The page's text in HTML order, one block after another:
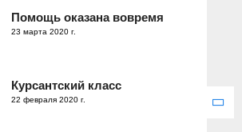
Помощь оказана вовремя
23 марта 2020 г.
Курсантский класс
22 февраля 2020 г.